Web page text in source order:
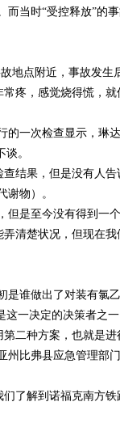
而当时“受控释放”的
地点附近，事故发
疼，感觉烧得慌，
的一次检查显示，琳
。
结果，但是没有人
谢物）。
但是至今没有得到一
清楚状况，但现在
谁做出了对装有氯
这一决定的决策者之
二种方案，也就是进
州比弗县应急管理
了解到诺福克南方